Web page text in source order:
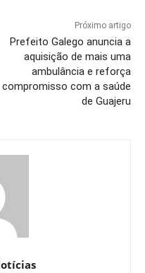
Próximo artigo
Prefeito Galego anuncia a
aquisição de mais uma
ambulância e reforça
compromisso com a saúde
de Guajeru